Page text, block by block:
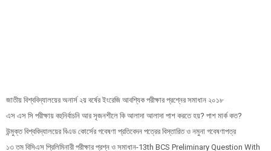
জাতীয় বিশ্ববিদ্যালয়ের অনার্স ২য় বর্ষের ইংরেজি আবশ্যিক পরীক্ষার প্রশ্নের সমাধান ২০১৮
এস এস সি পরীক্ষায় বহুনির্বাচনি আর সৃজনশীলে কি আলাদা আলাদা পাশ করতে হয়? পাশ মার্ক কত?
উন্মুক্ত বিশ্ববিদ্যালয়ের বিএড কোর্সের গবেষণা প্রতিবেদন পত্রের বিস্তারিত ও নমুনা গবেষণাপত্র
১৩ তম বিসিএস প্রি‌লি‌মিনারী পরীক্ষার প্রশ্ন ও সমাধান-13th BCS Preliminary Question With